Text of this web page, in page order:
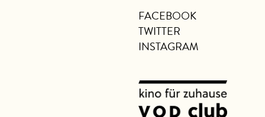
FACEBOOK
TWITTER
INSTAGRAM